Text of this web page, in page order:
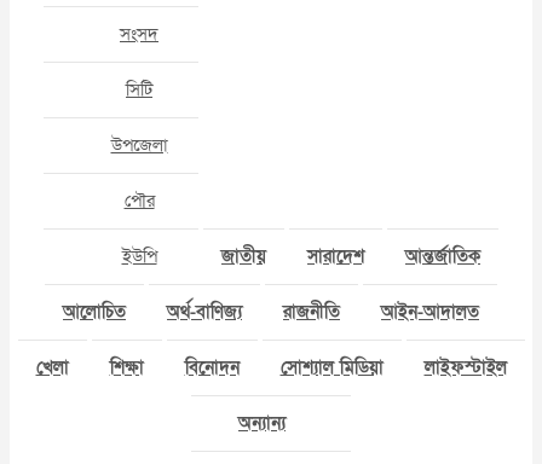
সংসদ
সিটি
উপজেলা
পৌর
ইউপি জাতীয় সারাদেশ আন্তর্জাতিক
আলোচিত অর্থ-বাণিজ্য রাজনীতি আইন-আদালত
খেলা শিক্ষা বিনোদন সোশ্যাল মিডিয়া লাইফস্টাইল
অন্যান্য